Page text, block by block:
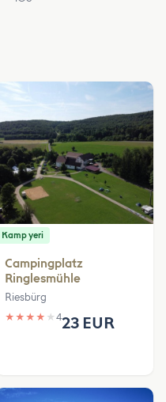
Kamp yeri
Campingplatz
Ringlesmühle
Riesbürg
★ ★ ★ ★ ★ 423 EUR